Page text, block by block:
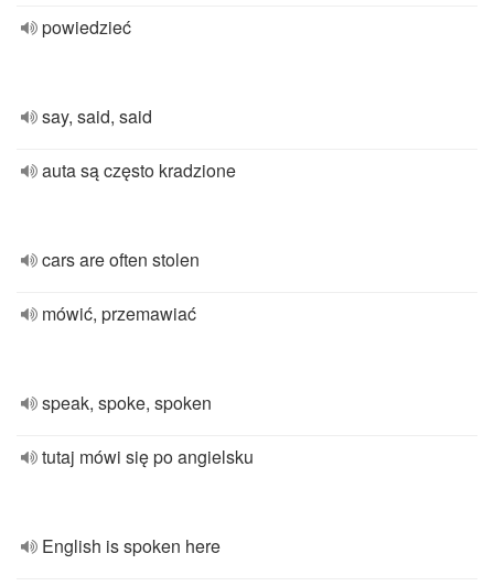
powiedzieć
say, said, said
auta są często kradzione
cars are often stolen
mówić, przemawiać
speak, spoke, spoken
tutaj mówi się po angielsku
English is spoken here